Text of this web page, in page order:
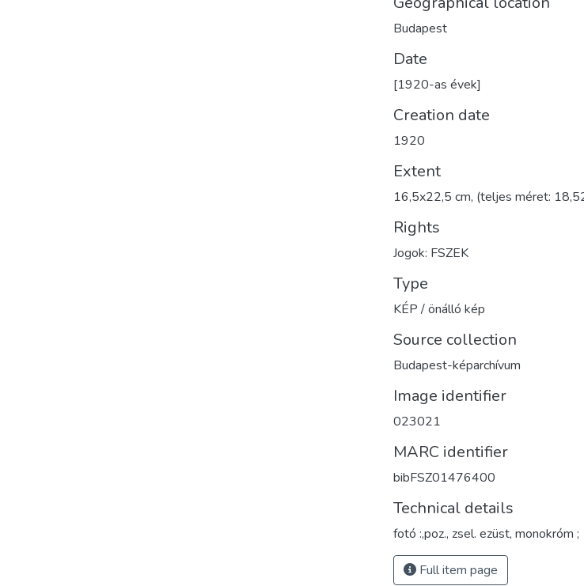
Budapest
Date
[1920-as évek]
Creation date
1920
Extent
16,5x22,5 cm, (teljes méret:
Rights
Jogok: FSZEK
Type
KÉP / önálló kép
Source collection
Budapest-képarchívum
Image identifier
023021
MARC identifier
bibFSZ01476400
Technical details
fotó :,poz., zsel. ezüst, monokróm ;
Full item page